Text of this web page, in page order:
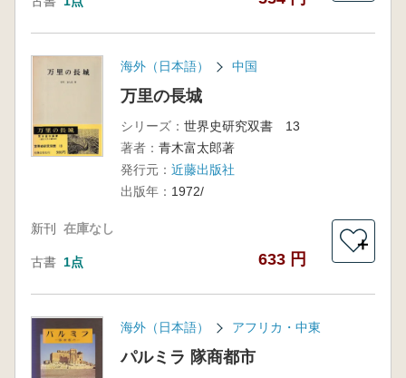
海外（日本語） 中国
万里の長城
シリーズ： 世界史研究双書 13
著者： 青木富太郎著
発行元： 近藤出版社
出版年： 1972/
新刊 在庫なし
古書 1点 633 円
＋
海外（日本語） アフリカ・中東
パルミラ 隊商都市